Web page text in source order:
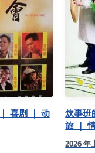
喜剧 ｜ 动
炊事班
旅 ｜
2026 年